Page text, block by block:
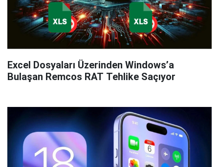
Excel Dosyaları Üzerinden Windows’a
Bulaşan Remcos RAT Tehlike Saçıyor